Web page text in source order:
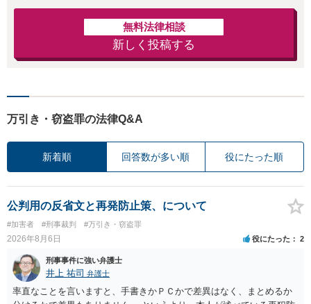
無料法律相談
新しく投稿する
万引き・窃盗罪の法律Q&A
新着順 回答数が多い順 役にたった順
公判用の反省文と再発防止策、について
#加害者 #刑事裁判 #万引き・窃盗罪
2026年8月6日 役にたった 2
刑事事件に強い弁護士
井上 祐司 弁護士
率直なことを言いますと、手書きかＰＣかで差異はなく、まとめるか